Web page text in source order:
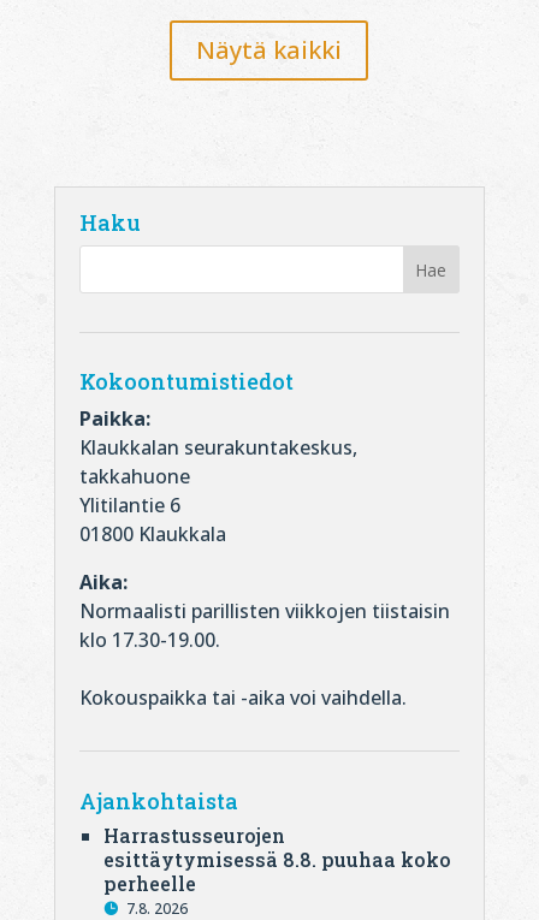
Näytä kaikki
Haku
Kokoontumistiedot
Paikka:
Klaukkalan seurakuntakeskus,
takkahuone
Ylitilantie 6
01800 Klaukkala
Aika:
Normaalisti parillisten viikkojen tiistaisin
klo 17.30-19.00.
Kokouspaikka tai -aika voi vaihdella.
Ajankohtaista
Harrastusseurojen
esittäytymisessä 8.8. puuhaa koko
perheelle
7.8. 2026